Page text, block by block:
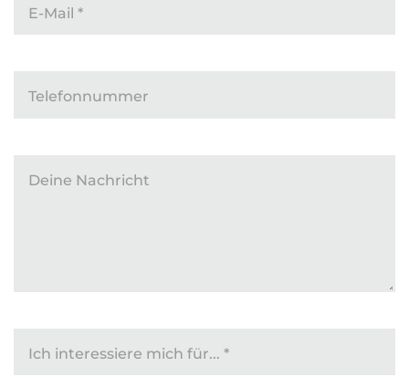
E-Mail *
Telefonnummer
Deine Nachricht
Ich interessiere mich für... *